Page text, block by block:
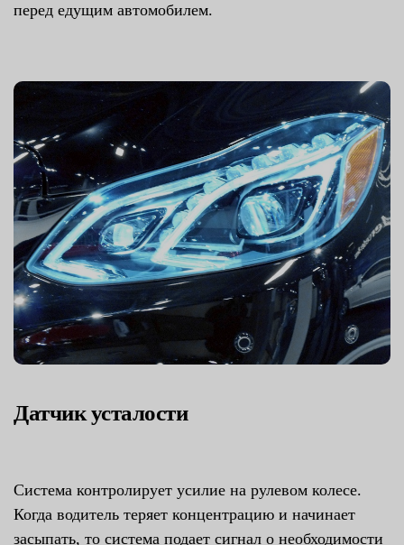
перед едущим автомобилем.
Датчик усталости
Система контролирует усилие на рулевом колесе.
Когда водитель теряет концентрацию и начинает
засыпать, то система подает сигнал о необходимости